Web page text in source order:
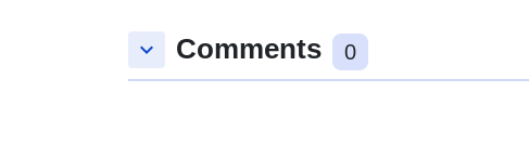
keyboard_arrow_down Comments 0